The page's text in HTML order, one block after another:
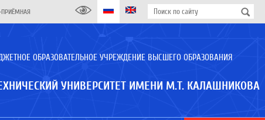
ПРИЁМНАЯ
ОБРАЗОВАТЕЛЬНОЕ УЧРЕЖДЕНИЕ ВЫСШЕГО ОБРАЗОВАНИЯ
УНИВЕРСИТЕТ ИМЕНИ М.Т. КАЛАШНИКОВА